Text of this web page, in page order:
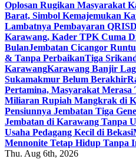
Oplosan Rugikan Masyarakat
Barat, Simbol Kemajemukan
Lambatnya Pembayaran QRIS
Karawang, Kader TPK Cuma
BulanJembatan Cicangor
& Tanpa PerbaikanTiga
KarawangKarawang Banjir
Sukamakmur Belum Berakhir
Pertamina, Masyarakat Merasa
Miliaran Rupiah Mangkrak di
Pensiunnya Jembatan Tiga
Jembatan di Karawang Tanpa
Usaha Pedagang Kecil di Bekasi
Mennonite Tetap Hidup Tanpa
Thu. Aug 6th, 2026